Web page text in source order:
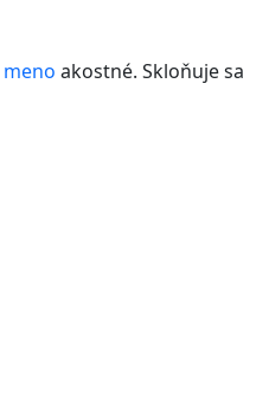
meno akostné. Skloňuje sa